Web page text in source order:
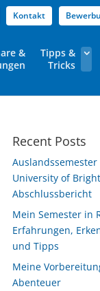
Kontakt
&
Tipps &
Tricks
Recent Posts
University of
Abschlussbericht
Mein Semester in
Erfahrungen,
und Tipps
Meine
Abenteuer